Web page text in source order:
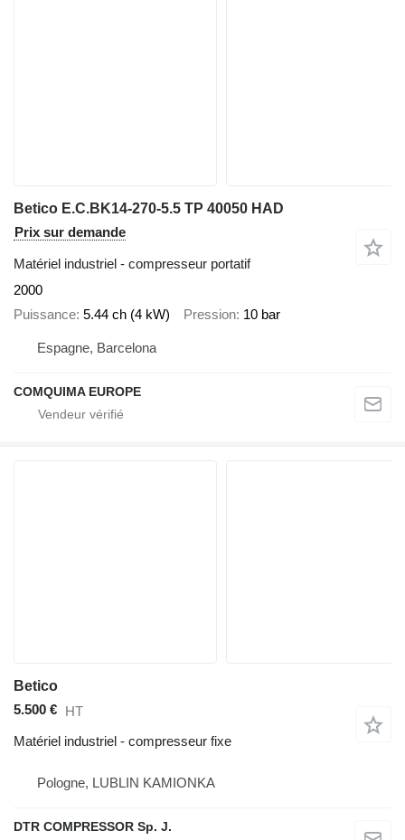
Betico E.C.BK14-270-5.5 TP 40050 HAD
Prix sur demande
Matériel industriel - compresseur portatif
2000
Puissance 5.44 ch (4 kW) Pression 10 bar
Espagne, Barcelona
COMQUIMA EUROPE
Betico
5.500 € HT
Matériel industriel - compresseur fixe
Pologne, LUBLIN KAMIONKA
DTR COMPRESSOR Sp. J.